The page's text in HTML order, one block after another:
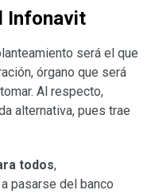
Infonavit
será el que
órgano que será
Al respecto,
alternativa, pues trae
todos,
pasarse del banco